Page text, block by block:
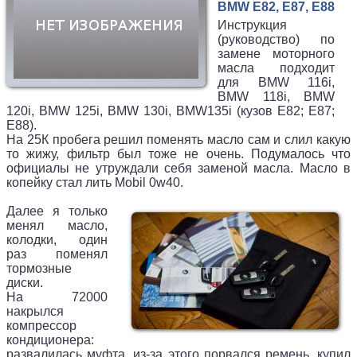
BMW E82, E87, E88
Инструкция
(руководство) по
замене моторного
масла подходит
для BMW 116i,
BMW 118i, BMW
120i, BMW 125i, BMW 130i, BMW135i (кузов E82; E87;
E88).
На 25К пробега решил поменять масло сам и слил какую
то жижу, фильтр был тоже не очень. Подумалось что
официалы не утруждали себя заменой масла. Масло в
копейку стал лить Mobil 0w40.
Далее я только
менял масло,
колодки, один
раз поменял
тормозные
диски.
На 72000
накрылся
компрессор
кондиционера:
развалилась муфта, из-за этого порвался ремень, купил